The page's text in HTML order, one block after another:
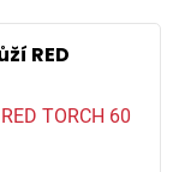
RED